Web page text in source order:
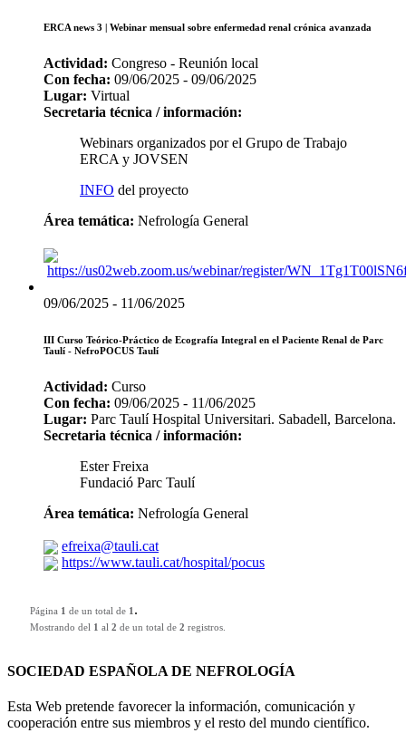
ERCA news 3 | Webinar mensual sobre enfermedad renal crónica avanzada
Actividad: Congreso - Reunión local
Con fecha: 09/06/2025 - 09/06/2025
Lugar: Virtual
Secretaria técnica / información:
Webinars organizados por el Grupo de Trabajo
ERCA y JOVSEN
INFO del proyecto
Área temática: Nefrología General
https://us02web.zoom.us/webinar/register/
09/06/2025 - 11/06/2025
III Curso Teórico-Práctico de Ecografía Integral en el Paciente Renal de Parc
Taulí - NefroPOCUS Taulí
Actividad: Curso
Con fecha: 09/06/2025 - 11/06/2025
Lugar: Parc Taulí Hospital Universitari. Sabadell, Barcelona.
Secretaria técnica / información:
Ester Freixa
Fundació Parc Taulí
Área temática: Nefrología General
efreixa@tauli.cat
https://www.tauli.cat/hospital/pocus
Página 1 de un total de 1 .
Mostrando del 1 al 2 de un total de 2 registros.
SOCIEDAD ESPAÑOLA DE NEFROLOGÍA
Esta Web pretende favorecer la información, comunicación y
cooperación entre sus miembros y el resto del mundo científico.